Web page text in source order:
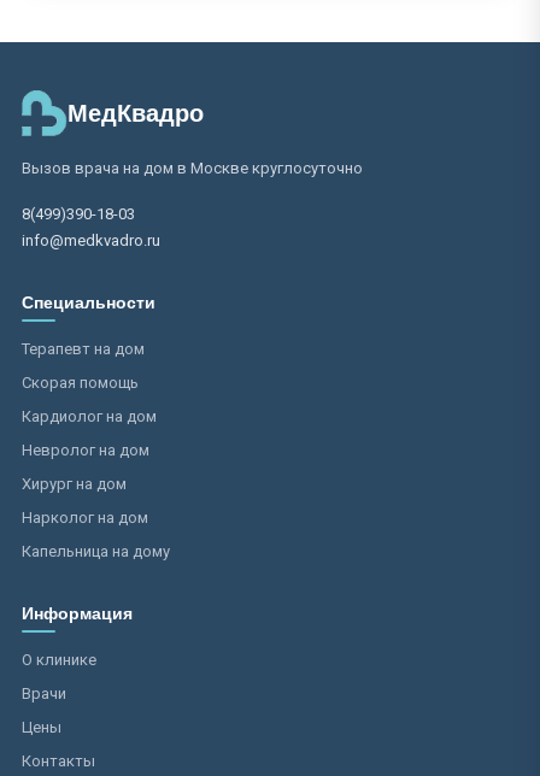
МедКвадро
Вызов врача на дом в Москве круглосуточно
8(499)390-18-03
info@medkvadro.ru
Специальности
Терапевт на дом
Скорая помощь
Кардиолог на дом
Невролог на дом
Хирург на дом
Нарколог на дом
Капельница на дому
Информация
О клинике
Врачи
Цены
Контакты